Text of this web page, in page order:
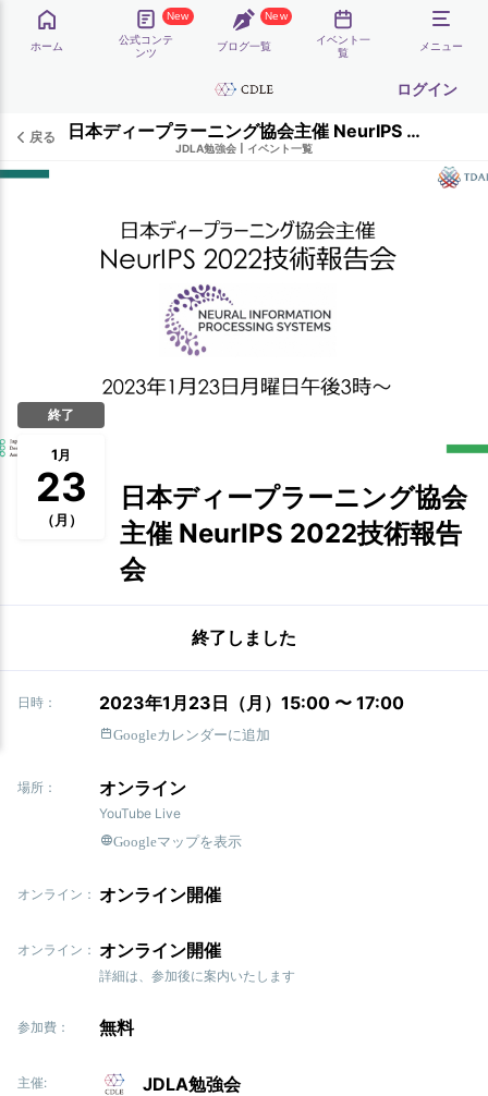
ホーム
New
公式コンテ
ンツ
New
ブログ一覧
イベント一
覧
メニュー
ログイン
戻る 日本ディープラーニング協会主催 NeurIPS 2022技術報告会
JDLA勉強会 イベント一覧
終了
1月
23
（月）
日本ディープラーニング協会
主催 NeurIPS 2022技術報告
会
終了しました
日時： 2023年1月23日（月）15:00 〜 17:00
Googleカレンダーに追加
場所： オンライン
YouTube Live
Googleマップを表示
オンライン： オンライン開催
オンライン： オンライン開催
詳細は、参加後に案内いたします
参加費： 無料
主催: JDLA勉強会